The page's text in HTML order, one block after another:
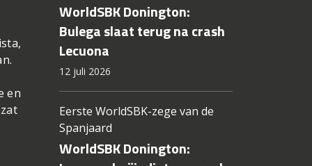
en
WorldSBK Donington:
Bulega slaat terug na crash
Lecuona
12 juli 2026
Eerste WorldSBK-zege van de
Spanjaard
WorldSBK Donington: